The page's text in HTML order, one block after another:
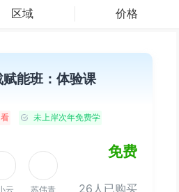
区域 价格
能班：体验课
未上岸次年免费学
云 苏伟青
免费
26人已购买